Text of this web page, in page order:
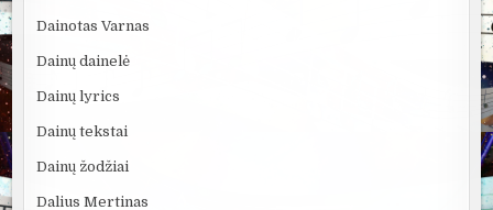
Dainotas Varnas
Dainų dainelė
Dainų lyrics
Dainų tekstai
Dainų žodžiai
Dalius Mertinas